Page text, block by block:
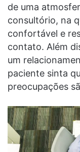
de uma
consultório, na
confortável e
contato. Além
um
paciente sinta
preocupações